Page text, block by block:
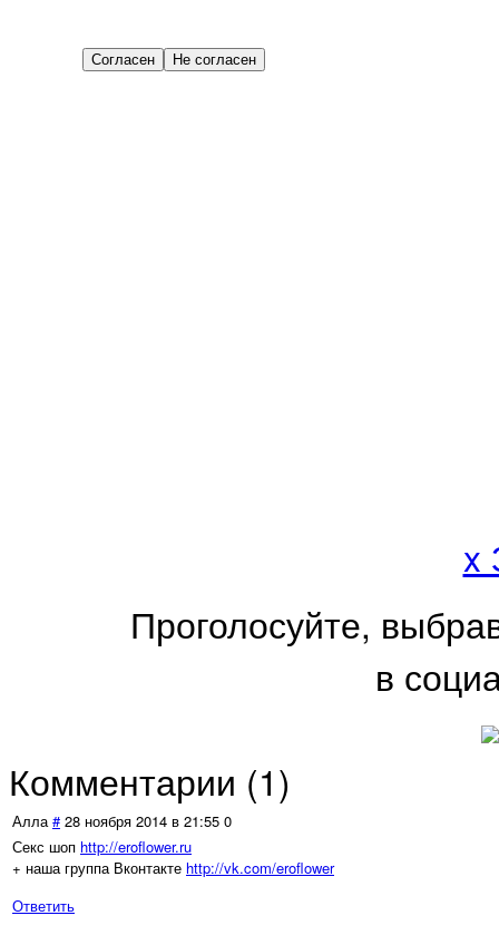
x
Проголосуйте,
в
Комментарии (1)
Алла # 28 ноября 2014 в 21:55 0
Секс шоп http://eroflower.ru
+ наша группа Вконтакте http://vk.com/eroflower
Ответить